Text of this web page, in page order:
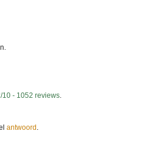
/10 -1052 reviews.
antwoord ..